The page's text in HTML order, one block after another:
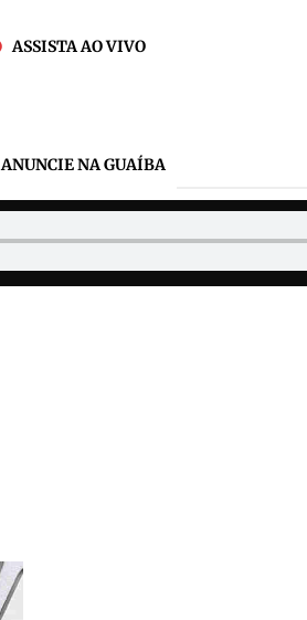
ASSISTA AO VIVO
ANUNCIE NA GUAÍBA